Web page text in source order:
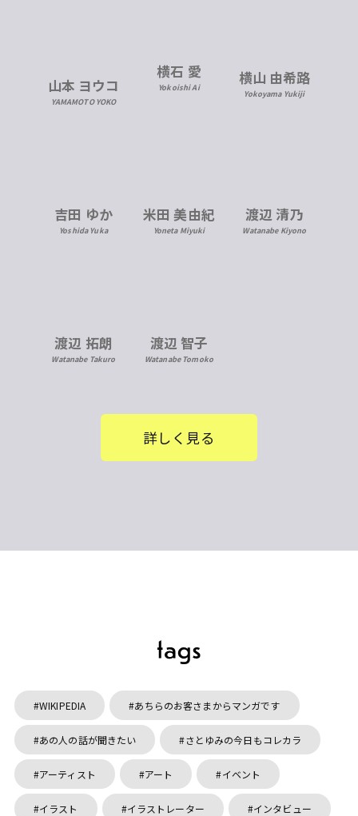
山本 ヨウコ
YAMAMOTO YOKO
横石 愛
Yokoishi Ai 横山 由希路
Yokoyama Yukiji
吉田 ゆか
Yoshida Yuka
米田 美由紀
Yoneta Miyuki
渡辺 清乃
Watanabe Kiyono
渡辺 拓朗
Watanabe Takuro
渡辺 智子
Watanabe Tomoko
詳しく見る
WIKIPEDIA あちらのお客さまからマンガです
あの人の話が聞きたい さとゆみの今日もコレカラ
アーティスト アート イベント
イラスト イラストレーター インタビュー